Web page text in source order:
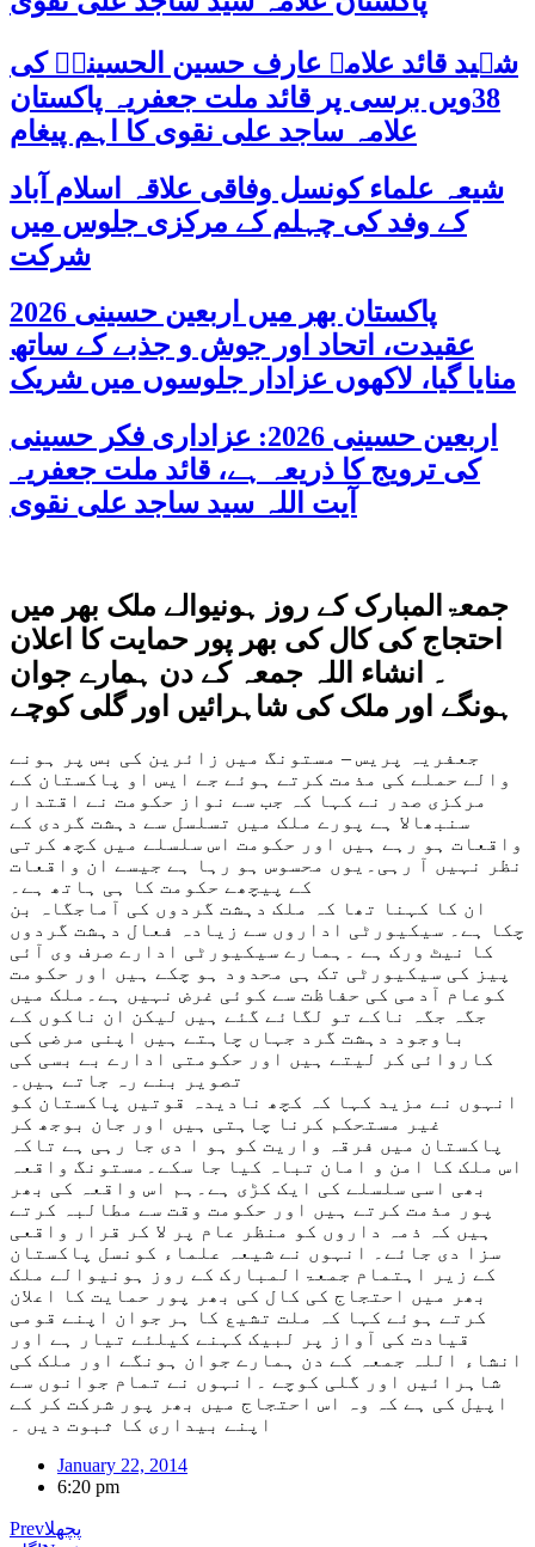
شہید قائد علامہ عارف حسین الحسینیؒ کی
38ویں برسی پر قائد ملت جعفریہ پاکستان
علامہ ساجد علی نقوی کا اہم پیغام
شیعہ علماء کونسل وفاقی علاقہ اسلام آباد
کے وفد کی چہلم کے مرکزی جلوس میں
شرکت
پاکستان بھر میں اربعین حسینی 2026
عقیدت، اتحاد اور جوش و جذبے کے ساتھ
منایا گیا، لاکھوں عزادار جلوسوں میں شریک
اربعین حسینی 2026: عزاداری فکر حسینی
کی ترویج کا ذریعہ ہے، قائد ملت جعفریہ
آیت اللہ سید ساجد علی نقوی
جمعۃالمبارک کے روز ہونیوالے ملک بھر میں
احتجاج کی کال کی بھر پور حمایت کا اعلان
۔ انشاء اللہ جمعہ کے دن ہمارے جوان
ہونگے اور ملک کی شاہرائیں اور گلی کوچے
جعفریہ پریس – مستونگ میں زائرین کی بس پر ہونے
والے حملے کی مذمت کرتے ہوئے جے ایس او پاکستان کے
مرکزی صدر نے کہا کہ جب سے نواز حکومت نے اقتدار
سنبھالا ہے پورے ملک میں تسلسل سے دہشت گردی کے
واقعات ہو رہے ہیں اور حکومت اس سلسلے میں کچھ کرتی
نظر نہیں آ رہی۔یوں محسوس ہو رہا ہے جیسے ان واقعات
کے پیچھے حکومت کا ہی ہاتھ ہے۔
ان کا کہنا تھا کہ ملک دہشت گردوں کی آماجگاہ بن
چکا ہے۔ سیکیورٹی اداروں سے زیادہ فعال دہشت گردوں
کا نیٹ ورک ہے ۔ہمارے سیکیورٹی ادارے صرف وی آئی
پیز کی سیکیورٹی تک ہی محدود ہو چکے ہیں اور حکومت
کوعام آدمی کی حفاظت سے کوئی غرض نہیں ہے۔ملک میں
جگہ جگہ ناکے تو لگائے گئے ہیں لیکن ان ناکوں کے
باوجود دہشت گرد جہاں چاہتے ہیں اپنی مرضی کی
کاروائی کر لیتے ہیں اور حکومتی ادارے بے بسی کی
تصویر بنے رہ جاتے ہیں۔
انہوں نے مزید کہا کہ کچھ نادیدہ قوتیں پاکستان کو
غیر مستحکم کرنا چاہتی ہیں اور جان بوجھ کر
پاکستان میں فرقہ واریت کو ہو ا دی جا رہی ہے تاکہ
اس ملک کا امن و امان تباہ کیا جا سکے۔مستونگ واقعہ
بھی اسی سلسلے کی ایک کڑی ہے۔ہم اس واقعہ کی بھر
پور مذمت کرتے ہیں اور حکومت وقت سے مطالبہ کرتے
ہیں کہ ذمہ داروں کو منظر عام پر لا کر قرار واقعی
سزا دی جائے۔ انہوں نے شیعہ علماء کونسل پاکستان
کے زیر اہتمام جمعۃالمبارک کے روز ہونیوالے ملک
بھر میں احتجاج کی کال کی بھر پور حمایت کا اعلان
کرتے ہوئے کہا کہ ملت تشیع کا ہر جوان اپنے قومی
قیادت کی آواز پر لبیک کہنے کیلئے تیار ہے اور
انشاء اللہ جمعہ کے دن ہمارے جوان ہونگے اور ملک کی
شاہرائیں اور گلی کوچے ۔انہوں نے تمام جوانوں سے
اپیل کی ہے کہ وہ اس احتجاج میں بھر پور شرکت کر کے
اپنے بیداری کا ثبوت دیں ۔
January 22, 2014
6:20 pm
Prevپچھلا